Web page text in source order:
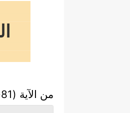
من الآية (81- 99)